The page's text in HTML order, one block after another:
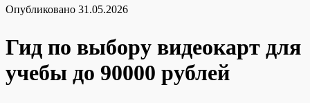
Опубликовано 31.05.2026
Гид по выбору видеокарт для
учебы до 90000 рублей